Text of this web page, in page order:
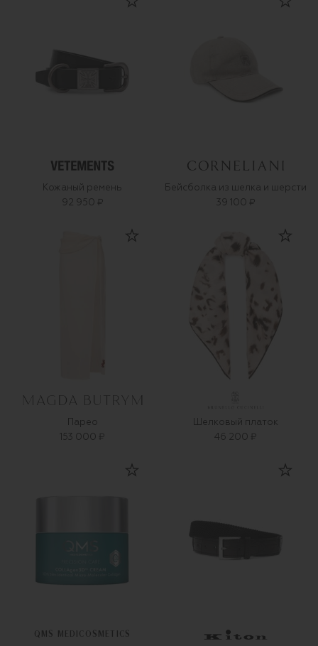
Кожаный ремень
92 950 ₽
Бейсболка из шелка и шерсти
39 100 ₽
Парео
153 000 ₽
Шелковый платок
46 200 ₽
QMS MEDICOSMETICS